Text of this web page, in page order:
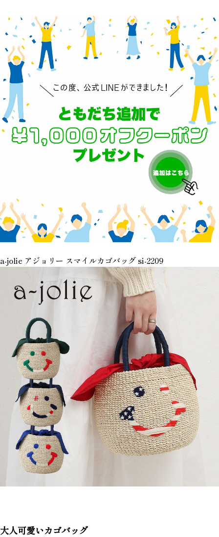
a-jolie アジョリー スマイルカゴバッグ si-2209
大人可愛いカゴバッグ